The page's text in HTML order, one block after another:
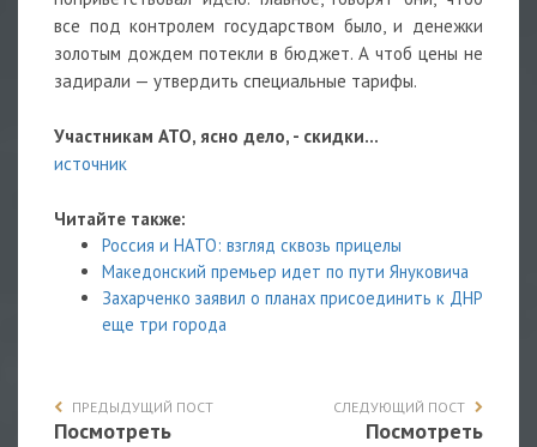
все под контролем государством было, и денежки
золотым дождем потекли в бюджет. А чтоб цены не
задирали — утвердить специальные тарифы.
Участникам АТО, ясно дело, - скидки...
источник
Читайте также:
Россия и НАТО: взгляд сквозь прицелы
Македонский премьер идет по пути Януковича
Захарченко заявил о планах присоединить к ДНР
еще три города
ПРЕДЫДУЩИЙ ПОСТ
Посмотреть
СЛЕДУЮЩИЙ ПОСТ
Посмотреть